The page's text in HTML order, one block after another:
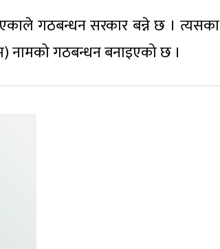
गठबन्धन सरकार बन्ने छ । त्यसका
नामको गठबन्धन बनाइएको छ ।